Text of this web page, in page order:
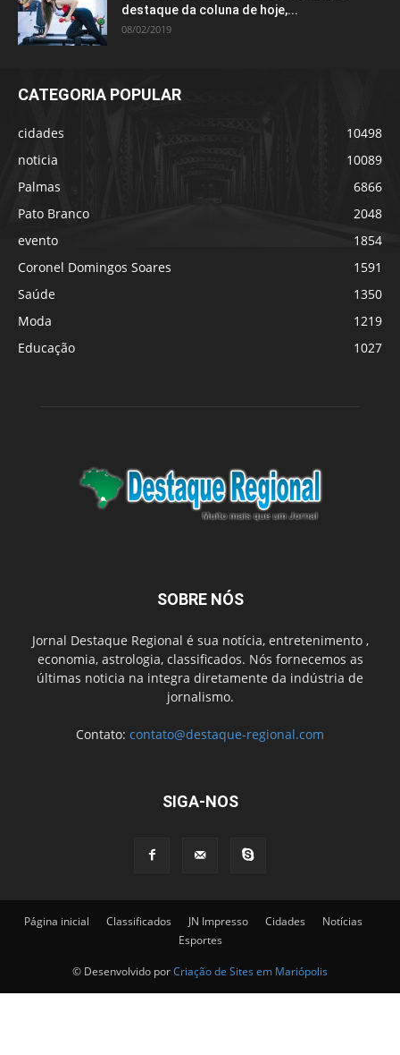
destaque da coluna de hoje,...
08/02/2019
CATEGORIA POPULAR
cidades
10498
noticia
10089
Palmas
6866
Pato Branco
2048
evento
1854
Coronel Domingos Soares
1591
Saúde
1350
Moda
1219
Educação
1027
SOBRE NÓS
Jornal Destaque Regional é sua notícia, entretenimento ,
economia, astrologia, classificados. Nós fornecemos as
últimas noticia na integra diretamente da indústria de
jornalismo.
Contato: contato@destaque-regional.com
SIGA-NOS
Página inicial Classificados JN Impresso Cidades
Notícias
Esportes
© Desenvolvido porCriação de Sites em Mariópolis